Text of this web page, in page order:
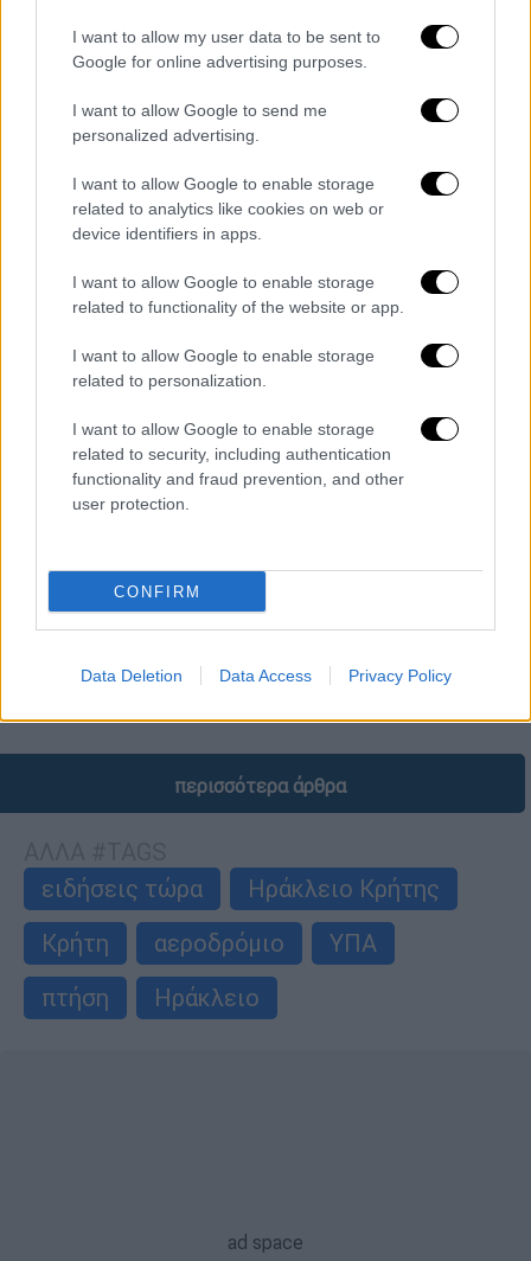
I want to allow my user data to be sent to
Google for online advertising purposes.
I want to allow Google to send me
personalized advertising.
I want to allow Google to enable storage
related to analytics like cookies on web or
device identifiers in apps.
I want to allow Google to enable storage
related to functionality of the website or app.
I want to allow Google to enable storage
related to personalization.
I want to allow Google to enable storage
related to security, including authentication
functionality and fraud prevention, and other
user protection.
CONFIRM
Data Deletion Data Access Privacy Policy
Ελλάδα 23.02.2024 17:34
ΥΠΑ: Επαναλειτουργεί από το Σάββατο
Η ανακοίνωση της Υπηρεσίας Πολιτικής
05.02.2024 15:56
Αεροδρόμιο Ηρακλείου: Κλείνει λόγω
εργασιών και οι πτήσεις αναστέλλονται
περισσότερα άρθρα
ειδήσεις τώρα
Ηράκλειο Κρήτης
Κρήτη
αεροδρόμιο
ΥΠΑ
πτήση
Ηράκλειο